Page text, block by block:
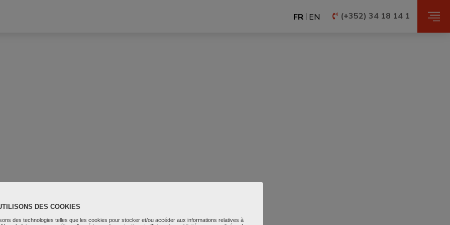
FR
EN (+352) 34 18 14 1
DES COOKIES
des technologies telles que les cookies pour stocker et/ou accéder aux informations relatives à